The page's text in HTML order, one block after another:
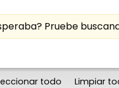
Pruebe
todo Limpiar